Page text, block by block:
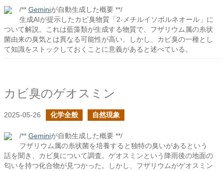
/** Geminiが自動生成した概要 **/
生成AIが提示したカビ臭物質「2-メチルイソボルネオール」に
ついて解説。これは藍藻類が生成する物質で、フザリウム属の糸状
菌由来の臭気とは異なる可能性が高い。しかし、カビ臭の一種とし
て知識をストックしておくことに意義があると述べている。
カビ臭のゲオスミン
2025-05-26 化学全般 自然現象
/** Geminiが自動生成した概要 **/
フザリウム属の糸状菌を培養すると独特の臭いがあるという
話を聞き、カビ臭について調査。ゲオスミンという降雨後の地面の
匂いを持つ化合物が見つかった。しかし、フザリウムがゲオスミン